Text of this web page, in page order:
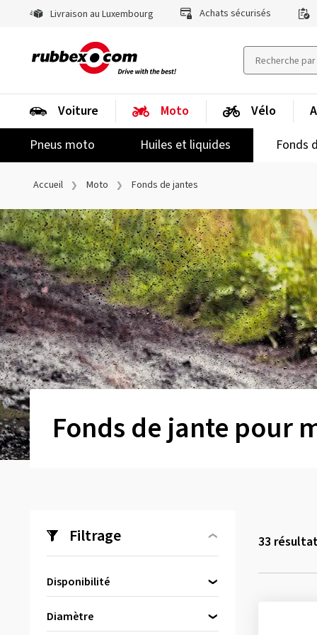
Livraison au Luxembourg Achats sécurisés
Voiture
Moto
Pneus moto
Huiles et liquides Fonds
Vélo
Accueil Moto Fonds de jantes
Fonds de jante pour
Filtrage
Disponibilité
Diamètre
33